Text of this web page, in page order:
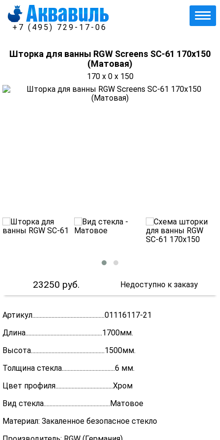
+7 (495) 729-17-06
Шторка для ванны RGW Screens SC-61 170x150
(Матовая)
170 x 0 x 150
23250 руб. Недоступно к заказу
Артикул.................................................01116117-21
Длина....................................................1700мм.
Высота..................................................1500мм.
Толщина стекла....................................6 мм.
Цвет профиля.......................................Хром
Вид стекла.............................................Матовое
Материал: Закаленное безопасное стекло